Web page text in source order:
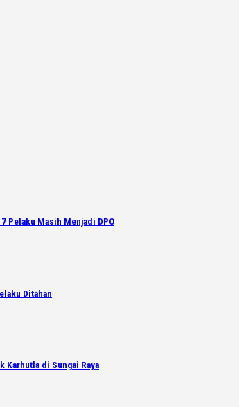
Pelaku Masih Menjadi DPO
Ditahan
Karhutla di Sungai Raya